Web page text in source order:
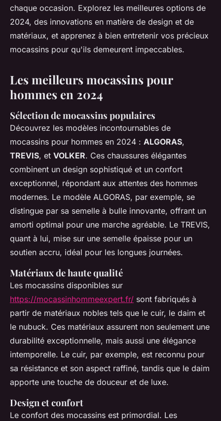
Ambre•11 juillet 2024•3 min de lecture
chaque occasion. Explorez les meilleures options de
2024, des innovations en matière de design et de
matériaux, et apprenez à bien entretenir vos précieux
mocassins pour qu'ils demeurent impeccables.
Les meilleurs mocassins pour
hommes en 2024
Sélection de mocassins populaires
Découvrez les modèles incontournables de
mocassins pour hommes en 2024 : ALGORAS,
TREVIS, et VOLKER. Ces chaussures élégantes
combinent un design sophistiqué et un confort
exceptionnel, répondant aux attentes des hommes
modernes. Le modèle ALGORAS, par exemple, se
distingue par sa semelle à bulle innovante, offrant un
amorti optimal pour une marche agréable. Le TREVIS,
quant à lui, mise sur une semelle épaisse pour un
soutien accru, idéal pour les longues journées.
Matériaux de haute qualité
Les mocassins disponibles sur
https://mocassinhommeexpert.fr/ sont fabriqués à
partir de matériaux nobles tels que le cuir, le daim et
le nubuck. Ces matériaux assurent non seulement une
durabilité exceptionnelle, mais aussi une élégance
intemporelle. Le cuir, par exemple, est reconnu pour
sa résistance et son aspect raffiné, tandis que le daim
apporte une touche de douceur et de luxe.
Design et confort
Le confort des mocassins est primordial. Les